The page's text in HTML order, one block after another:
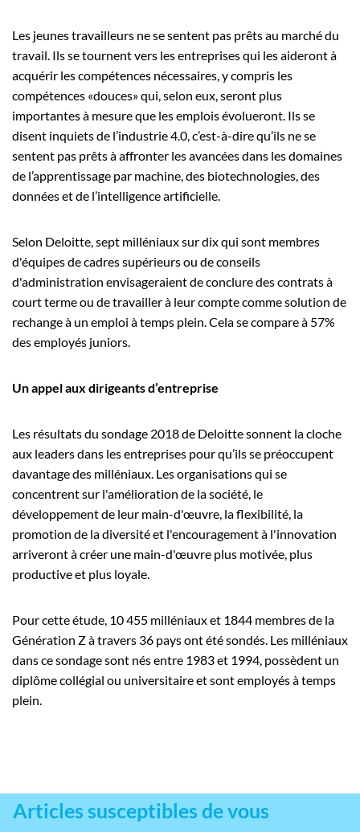
Les jeunes travailleurs ne se sentent pas prêts au marché du
travail. Ils se tournent vers les entreprises qui les aideront à
acquérir les compétences nécessaires, y compris les
compétences «douces» qui, selon eux, seront plus
importantes à mesure que les emplois évolueront. Ils se
disent inquiets de l’industrie 4.0, c’est-à-dire qu’ils ne se
sentent pas prêts à affronter les avancées dans les domaines
de l’apprentissage par machine, des biotechnologies, des
données et de l’intelligence artificielle.
Selon Deloitte, sept milléniaux sur dix qui sont membres
d'équipes de cadres supérieurs ou de conseils
d'administration envisageraient de conclure des contrats à
court terme ou de travailler à leur compte comme solution de
rechange à un emploi à temps plein. Cela se compare à 57%
des employés juniors.
Un appel aux dirigeants d’entreprise
Les résultats du sondage 2018 de Deloitte sonnent la cloche
aux leaders dans les entreprises pour qu’ils se préoccupent
davantage des milléniaux. Les organisations qui se
concentrent sur l'amélioration de la société, le
développement de leur main-d'œuvre, la flexibilité, la
promotion de la diversité et l'encouragement à l'innovation
arriveront à créer une main-d'œuvre plus motivée, plus
productive et plus loyale.
Pour cette étude, 10 455 milléniaux et 1844 membres de la
Génération Z à travers 36 pays ont été sondés. Les milléniaux
dans ce sondage sont nés entre 1983 et 1994, possèdent un
diplôme collégial ou universitaire et sont employés à temps
plein.
Articles susceptibles de vous